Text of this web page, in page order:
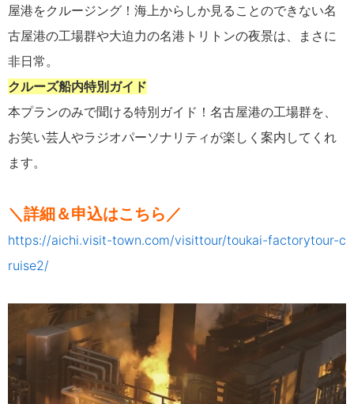
屋港をクルージング！海上からしか見ることのできない名
古屋港の工場群や大迫力の名港トリトンの夜景は、まさに
非日常。
クルーズ船内特別ガイド
本プランのみで聞ける特別ガイド！名古屋港の工場群を、
お笑い芸人やラジオパーソナリティが楽しく案内してくれ
ます。
＼詳細＆申込はこちら／
https://aichi.visit-town.com/visittour/toukai-factorytour-c
ruise2/